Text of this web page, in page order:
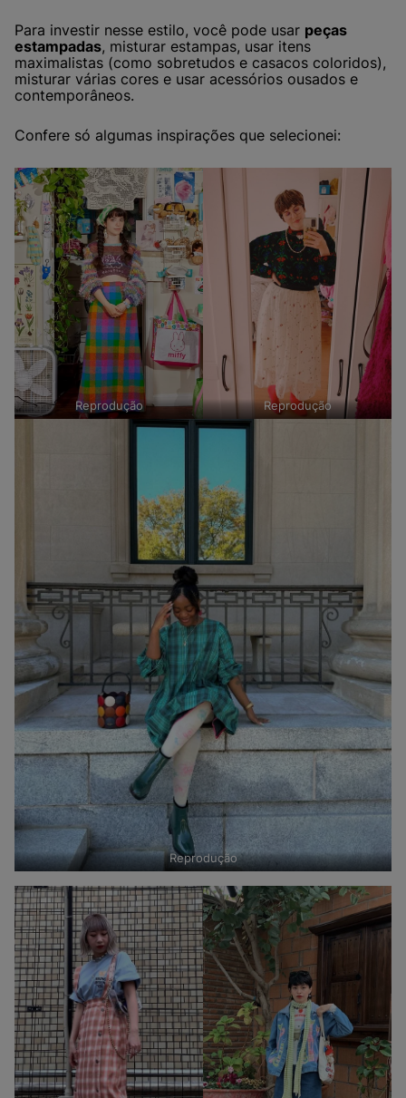
Para investir nesse estilo, você pode usar peças
estampadas, misturar estampas, usar itens
maximalistas (como sobretudos e casacos coloridos),
misturar várias cores e usar acessórios ousados e
contemporâneos.
Confere só algumas inspirações que selecionei:
Reprodução Reprodução
Reprodução